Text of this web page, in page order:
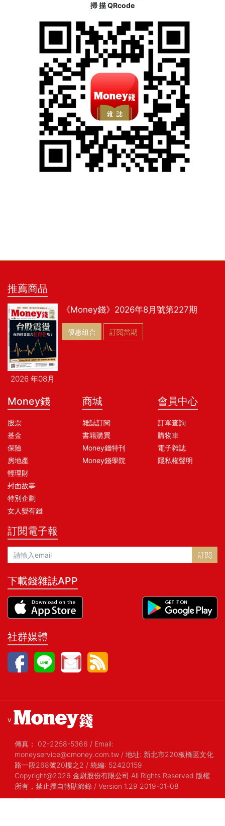
掃 描 QRcode
推薦商品
2026 年08月
《Money錢》2026年8月號第227期
優惠組合 訂閱當期
Money錢
股票
基金
保險
房地產
輕理財
封面故事
特別企劃
女人變有錢
商城
雜誌訂閱
書籍購買
Money錢特刊
Money錢學院
會員中心
訂單查詢
購物車
電子雜誌
隱私權聲明
訂閱電子報
訂閱
下載錢雜誌APP
社群媒體
v
傳真： 02-2258-5366 / Email:
moneyservice@cmoney.com.tw / 地址: 新北市220板橋區文化
路一段268號20樓之2 / 統編: 52420159
Copyright@2026 金尉股份有限公司 All Rights Reserved 版權
所有，禁止擅自轉貼節錄 / Version 1.29 2019-01-08